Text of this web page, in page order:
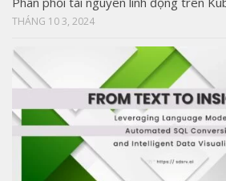
THÁNG 10 3, 2024